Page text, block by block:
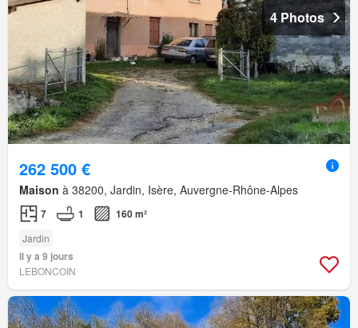
4 Photos
262 500 €
Maison à 38200, Jardin, Isère, Auvergne-Rhône-Alpes
7 1 160 m²
Jardin
Il y a 9 jours
LEBONCOIN